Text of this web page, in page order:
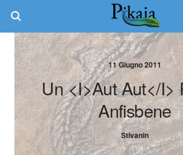
11 Giugno 2011
Un <i>aut Aut</i>
Anfisbene
Stivanin